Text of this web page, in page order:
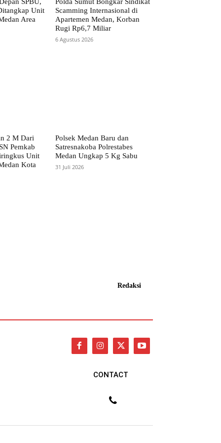
SPBU,
Unit
Area
Polda Sumut Bongkar Sindikat
Scamming Internasional di
Apartemen Medan, Korban
Rugi Rp6,7 Miliar
6 Agustus 2026
2 M Dari
Pemkab
Unit
Kota
Polsek Medan Baru dan
Satresnakoba Polrestabes
Medan Ungkap 5 Kg Sabu
31 Juli 2026
Redaksi
CONTACT